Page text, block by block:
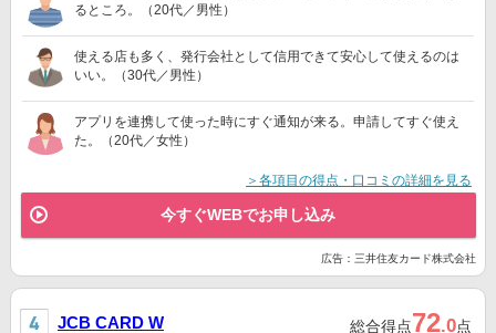
るところ。（20代／男性）
使える店も多く、発行会社として信用できて安心して使えるのは
いい。（30代／男性）
アプリを連携して使った時にすぐ通知が来る。申請してすぐ使え
た。（20代／女性）
＞各項目の得点・口コミの詳細を見る
今すぐWEBでお申し込み
広告：三井住友カード株式会社
JCB CARD W 総合得点72.0点